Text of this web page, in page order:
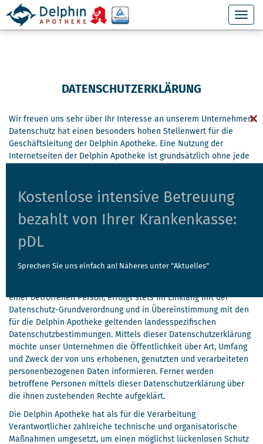
DATENSCHUTZERKLÄRUNG
Wir freuen uns sehr über Ihr Interesse an unserem Unternehmen.
Datenschutz hat einen besonders hohen Stellenwert für die
Geschäftsleitung der Delphin Apotheke. Eine Nutzung der
Internetseiten der Delphin Apotheke ist grundsätzlich ohne jede
über unsere Internetseite in Anspruch nehmen möchte, könnte
jedoch eine Verarbeitung personenbezogener Daten erforderlich
werden. Ist die Verarbeitung personenbezogener Daten
gesetzliche Grundlage, holen wir generell eine Einwilligung der
einer betroffenen Person, erfolgt stets im Einklang mit der
Datenschutz-Grundverordnung und in Übereinstimmung mit den
für die Delphin Apotheke geltenden landesspezifischen
Datenschutzbestimmungen. Mittels dieser Datenschutzerklärung
möchte unser Unternehmen die Öffentlichkeit über Art, Umfang
und Zweck der von uns erhobenen, genutzten und verarbeiteten
personenbezogenen Daten informieren. Ferner werden
betroffene Personen mittels dieser Datenschutzerklärung über
die ihnen zustehenden Rechte aufgeklärt.
Die Delphin Apotheke hat als für die Verarbeitung
Verantwortlicher zahlreiche technische und organisatorische
Maßnahmen umgesetzt, um einen möglichst lückenlosen Schutz
Kostenlose intensive Betreuung
bezahlt von Ihrer Krankenkasse:
pDL
Sprechen Sie uns einfach an! Näheres unter "Aktuelles"